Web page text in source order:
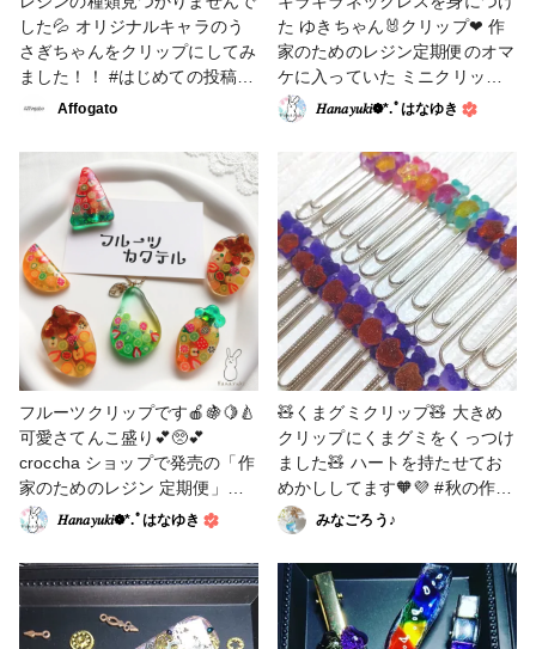
した💦 オリジナルキャラのう
さぎちゃんをクリップにしてみ
ました！！ #はじめての投稿 #
レジン #クリップ #小物・雑貨
Affogato
た ゆきちゃん🐰クリップ❤ 作
家のためのレジン定期便のオマ
ケに入っていた ミニクリップ
を使って作りました🎶 作り方
欄に写真を添付しています📸
下準備したお花の謎が‼️‪𐤔 是非
そちらもご覧ください(⋆ᴗ͈ˬᴗ͈)” #
アクセサリー部 #小物・雑貨 #
クリップ #うさぎ
𝐻𝑎𝑛𝑎𝑦𝑢𝑘𝑖❁⃘*.ﾟはなゆき
フルーツクリップです🍎🍇🍋🍐
可愛さてんこ盛り💕🥺💕
croccha ショップで発売の「作
家のためのレジン 定期便」の
ご案内です✨ 10月のおまけを
担当しました🤗🎶 おまけを使
ったフルーツクリップの作り方
動画を、crocchaさんの
YouTubeチャンネルで公開中！
カラフルで可愛いので是非ご覧
𝐻𝑎𝑛𝑎𝑦𝑢𝑘𝑖❁⃘*.ﾟはなゆき
🧸くまグミクリップ🧸 大きめ
クリップにくまグミをくっつけ
ました🧸 ハートを持たせてお
めかししてます🧡💜 #秋の作品
コンテスト2022 #クリップ
みなごろう♪